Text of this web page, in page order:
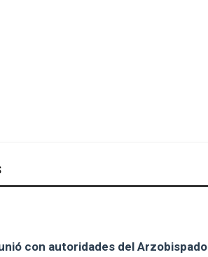
con autoridades del Arzobispado